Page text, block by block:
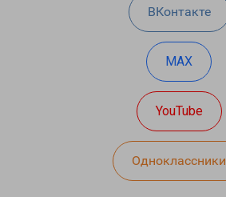
ВКонтакте
MAX
YouTube
Одноклассники